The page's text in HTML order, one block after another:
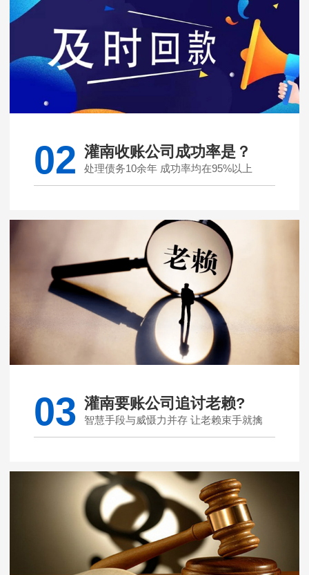
02 灌南收账公司成功率是？
处理债务10余年 成功率均在95%以上
03 灌南要账公司追讨老赖?
智慧手段与威慑力并存 让老赖束手就擒